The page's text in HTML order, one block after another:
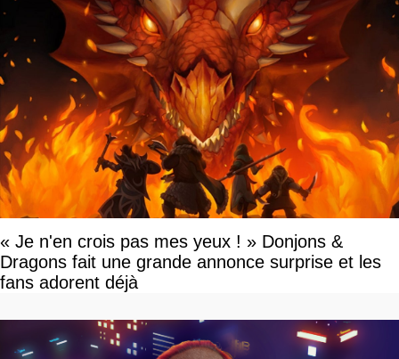
« Je n'en crois pas mes yeux ! » Donjons &
Dragons fait une grande annonce surprise et les
fans adorent déjà